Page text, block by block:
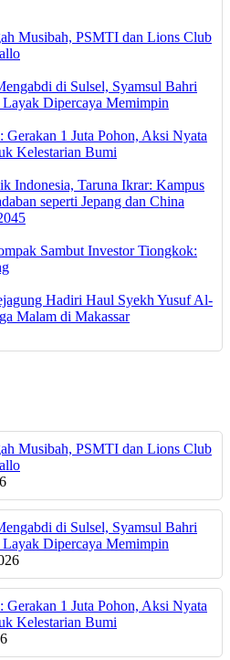
Musibah, PSMTI dan Lions Club
di Sulsel, Syamsul Bahri
Layak Dipercaya Memimpin
1 Juta Pohon, Aksi Nyata
Kelestarian Bumi
Indonesia, Taruna Ikrar: Kampus
seperti Jepang dan China
Sambut Investor Tiongkok:
Hadiri Haul Syekh Yusuf Al-
Malam di Makassar
Musibah, PSMTI dan Lions Club
di Sulsel, Syamsul Bahri
Layak Dipercaya Memimpin
1 Juta Pohon, Aksi Nyata
Kelestarian Bumi